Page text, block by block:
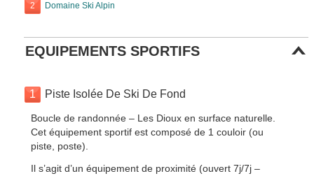
2 Domaine Ski Alpin
EQUIPEMENTS SPORTIFS
1 Piste Isolée De Ski De Fond
Boucle de randonnée – Les Dioux en surface naturelle.
Cet équipement sportif est composé de 1 couloir (ou
piste, poste).
Il s’agit d’un équipement de proximité (ouvert 7j/7j –